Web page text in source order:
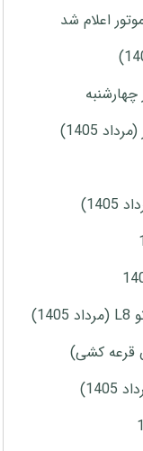
1405)